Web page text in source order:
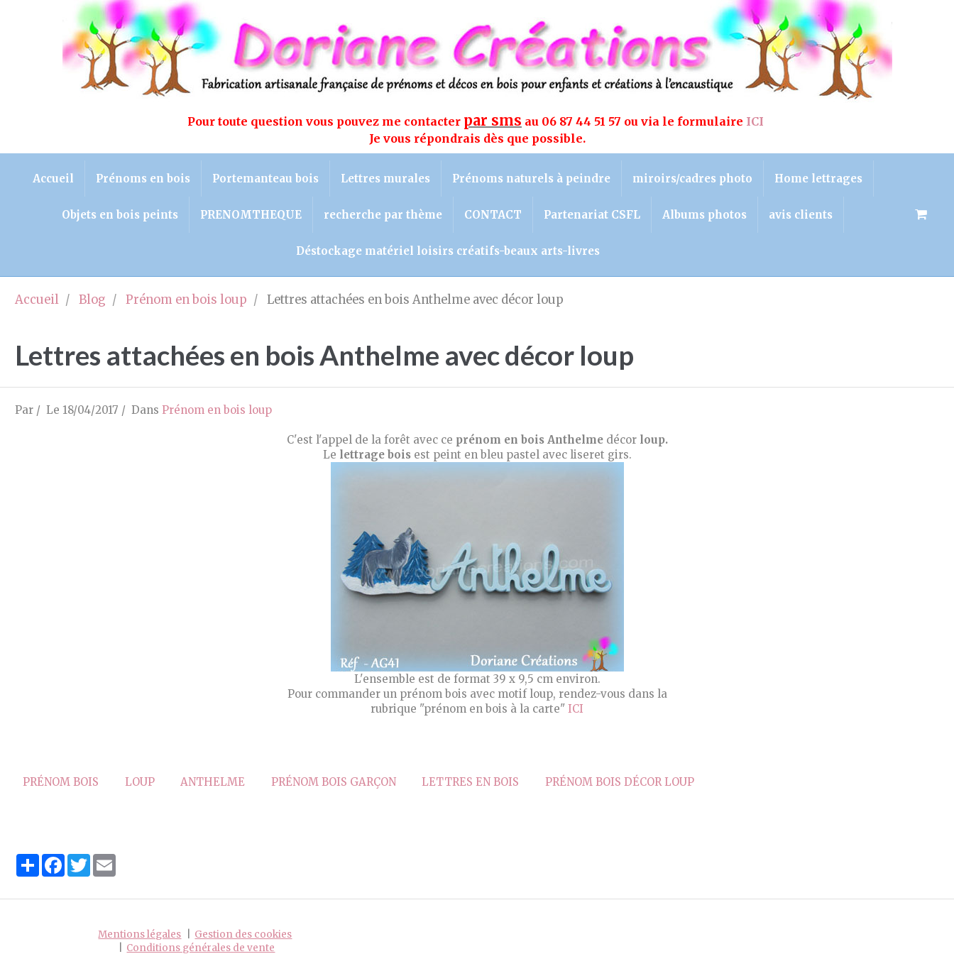
Pour toute question vous pouvez me contacter par sms au 06 87 44 51 57 ou via le formulaire ICI
Je vous répondrais dès que possible.
Accueil Prénoms en bois Portemanteau bois Lettres murales Prénoms naturels à peindre miroirs/cadres photo Home lettrages
Objets en bois peints PRENOMTHEQUE recherche par thème CONTACT Partenariat CSFL Albums photos avis clients
Déstockage matériel loisirs créatifs-beaux arts-livres
Accueil Blog Prénom en bois loup Lettres attachées en bois Anthelme avec décor loup
Lettres attachées en bois Anthelme avec décor loup
Par Le 18/04/2017 Dans Prénom en bois loup
C'est l'appel de la forêt avec ce prénom en bois Anthelme décor loup.
Le lettrage bois est peint en bleu pastel avec liseret girs.
L'ensemble est de format 39 x 9,5 cm environ.
Pour commander un prénom bois avec motif loup, rendez-vous dans la
rubrique "prénom en bois à la carte" ICI
PRÉNOM BOIS LOUP ANTHELME PRÉNOM BOIS GARÇON LETTRES EN BOIS PRÉNOM BOIS DÉCOR LOUP
PartagerFacebook
Twitter
Mentions légales
Gestion des cookies
Conditions générales de vente